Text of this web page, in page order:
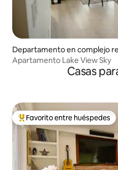
Departamento en complejo
lowna
Apartamento Lake View Sky
Casas
Favorito entre los huéspedes
Favorito entre huéspedes